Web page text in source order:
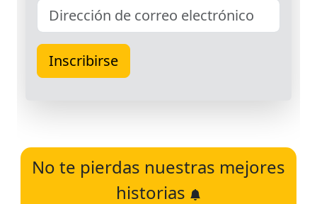
No te pierdas nuestras mejores
historias